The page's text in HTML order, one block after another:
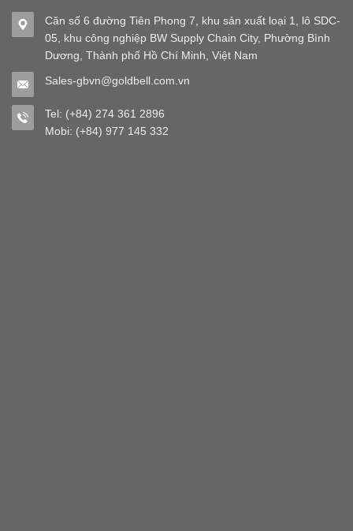
Căn số 6 đường Tiên Phong 7, khu sản xuất loại 1, lô SDC-
05, khu công nghiệp BW Supply Chain City, Phường Bình
Dương, Thành phố Hồ Chí Minh, Việt Nam
Sales-gbvn@goldbell.com.vn
Tel: (+84) 274 361 2896
Mobi: (+84) 977 145 332